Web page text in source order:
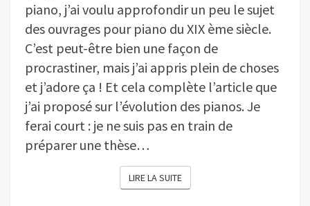
piano, j’ai voulu approfondir un peu le sujet
des ouvrages pour piano du XIX ème siècle.
C’est peut-être bien une façon de
procrastiner, mais j’ai appris plein de choses
et j’adore ça ! Et cela complète l’article que
j’ai proposé sur l’évolution des pianos. Je
ferai court : je ne suis pas en train de
préparer une thèse…
LIRE LA SUITELIRE LA SUITE